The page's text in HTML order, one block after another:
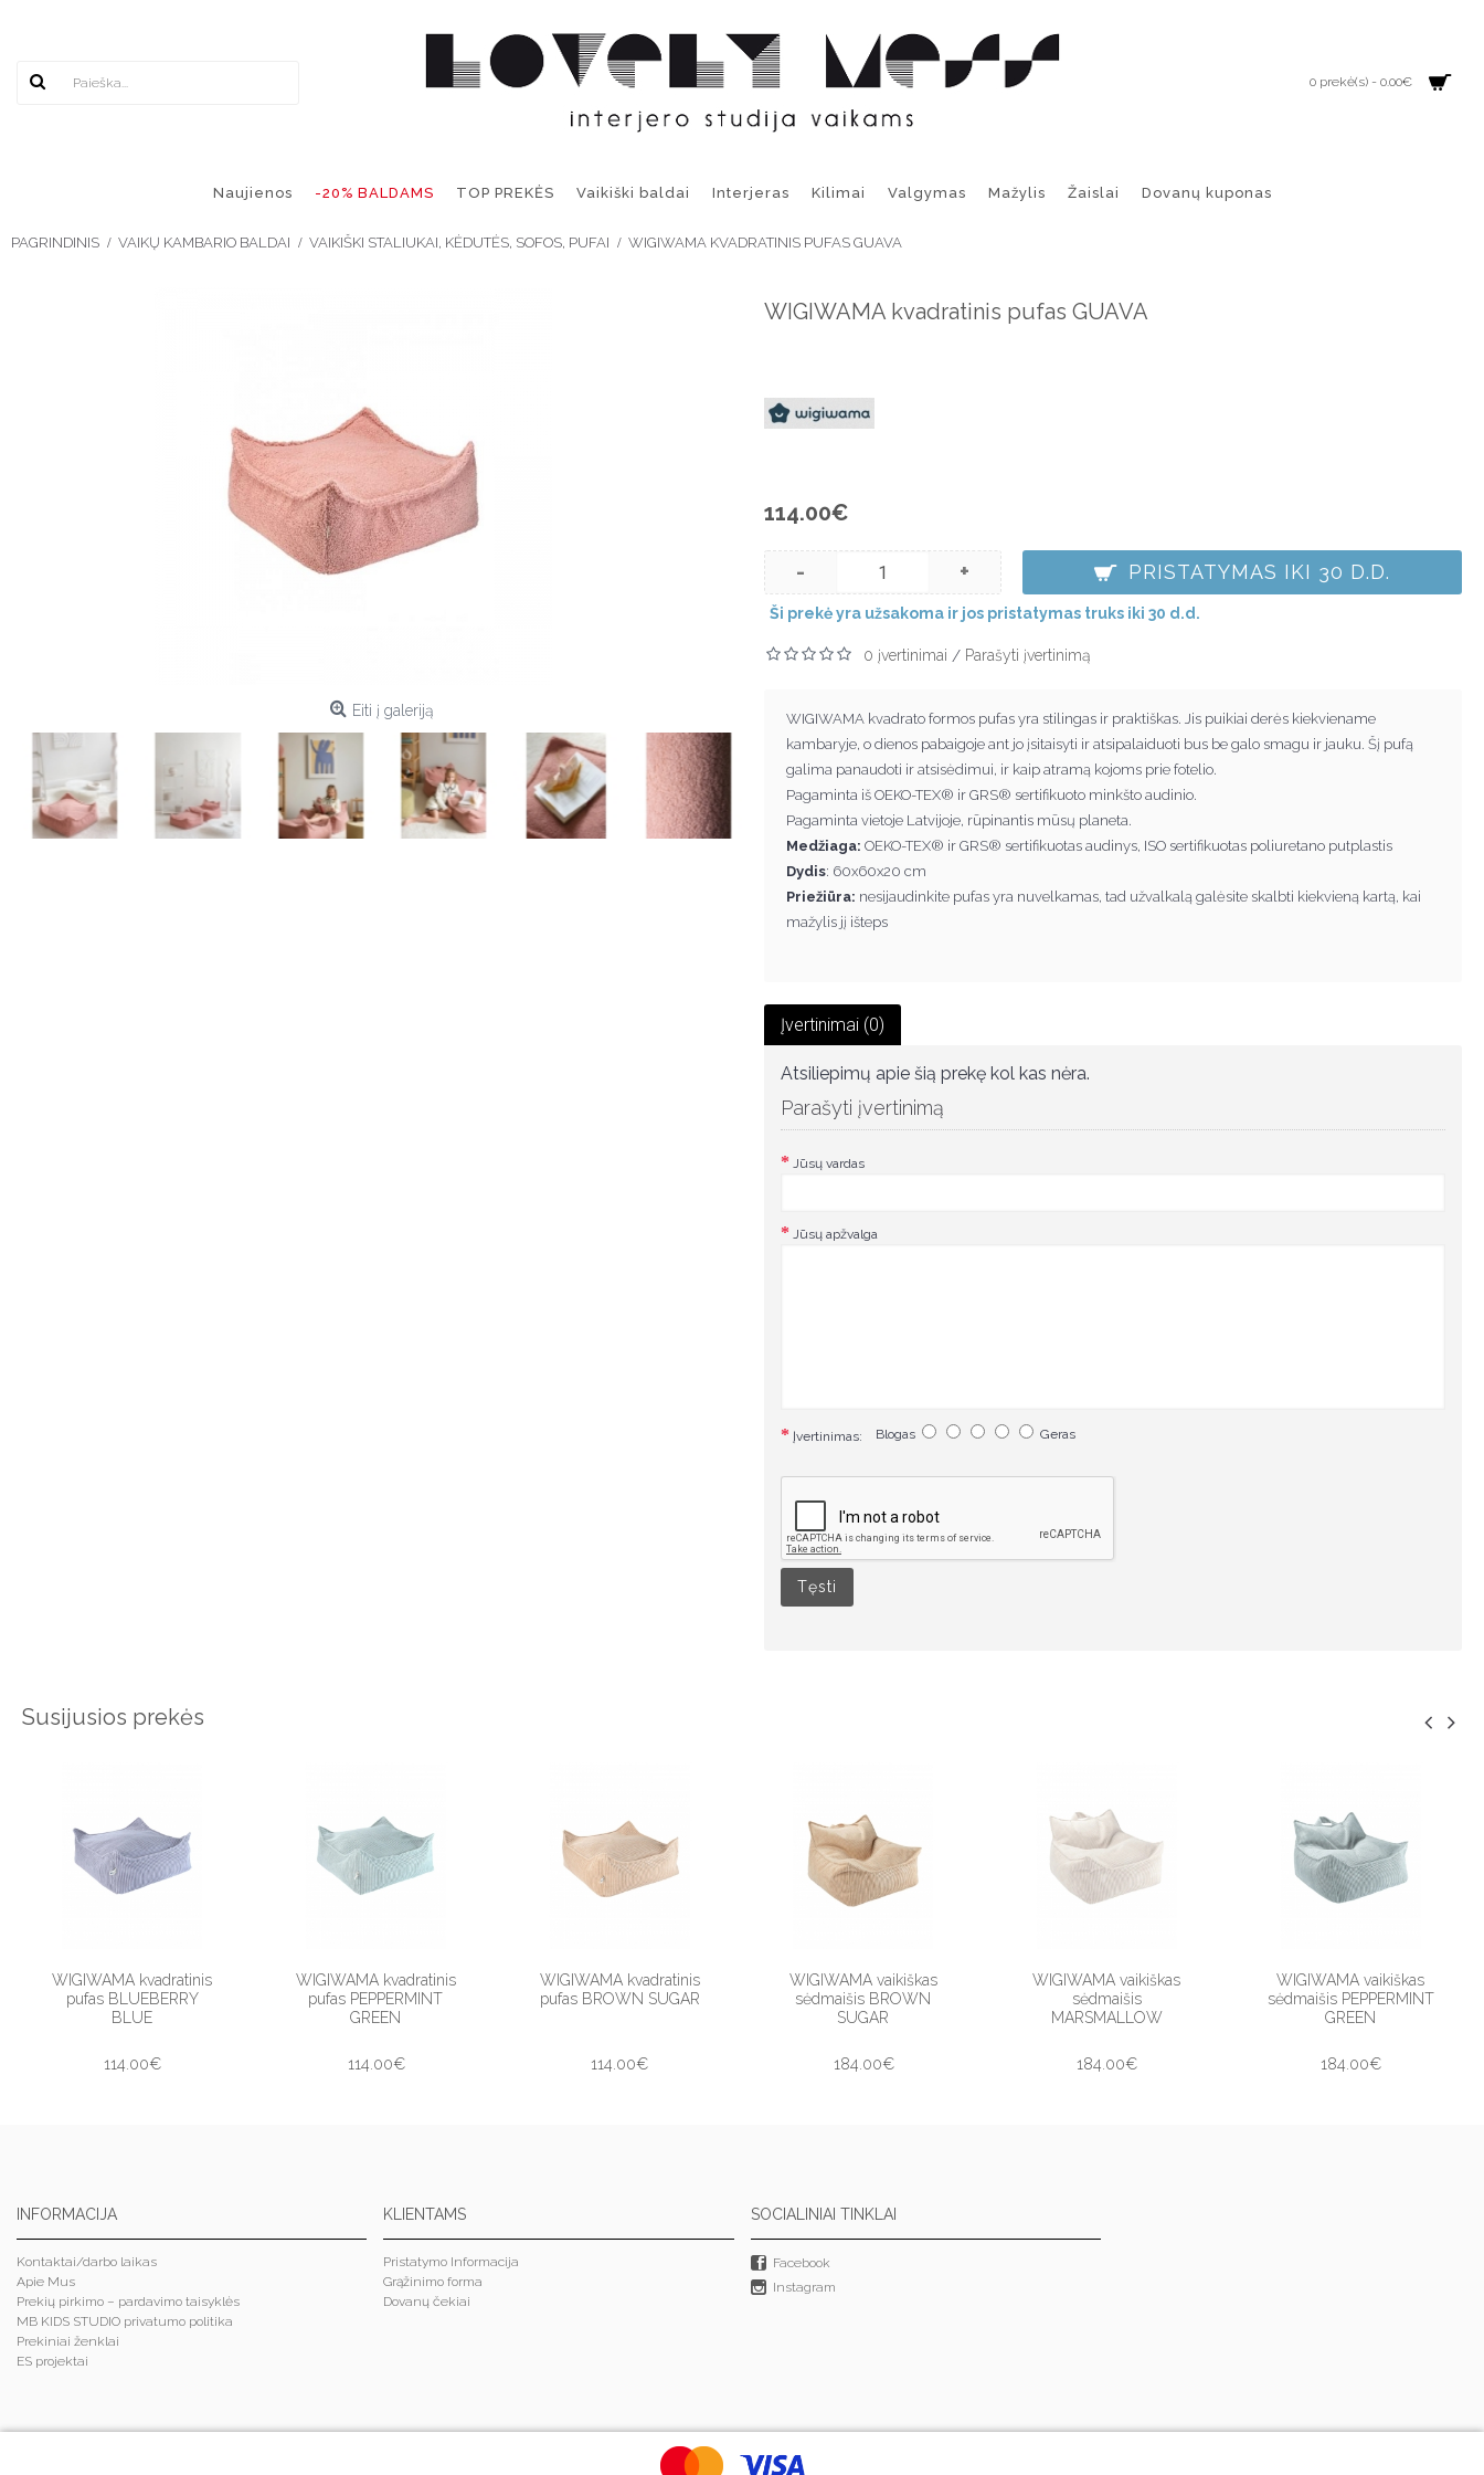
0 prekė(s) - 0.00€
Naujienos -20% BALDAMS TOP PREKĖS Vaikiški baldai Interjeras Kilimai Valgymas Mažylis Žaislai Dovanų kuponas
PAGRINDINIS VAIKŲ KAMBARIO BALDAI VAIKIŠKI STALIUKAI, KĖDUTĖS, SOFOS, PUFAI WIGIWAMA KVADRATINIS PUFAS GUAVA
Eiti į galeriją
WIGIWAMA kvadratinis pufas GUAVA
114.00€
- + PRISTATYMAS IKI 30 D.D.
Ši prekė yra užsakoma ir jos pristatymas truks iki 30 d.d.
0 įvertinimai / Parašyti įvertinimą
WIGIWAMA kvadrato formos pufas yra stilingas ir praktiškas. Jis puikiai derės kiekviename
kambaryje, o dienos pabaigoje ant jo įsitaisyti ir atsipalaiduoti bus be galo smagu ir jauku. Šį pufą
galima panaudoti ir atsisėdimui, ir kaip atramą kojoms prie fotelio.
Pagaminta iš OEKO-TEX® ir GRS® sertifikuoto minkšto audinio.
Pagaminta vietoje Latvijoje, rūpinantis mūsų planeta.
Medžiaga: OEKO-TEX® ir GRS® sertifikuotas audinys, ISO sertifikuotas poliuretano putplastis
Dydis: 60x60x20 cm
Priežiūra: nesijaudinkite pufas yra nuvelkamas, tad užvalkalą galėsite skalbti kiekvieną kartą, kai
mažylis jį išteps
Įvertinimai (0)
Atsiliepimų apie šią prekę kol kas nėra.
Parašyti įvertinimą
Jūsų vardas
Jūsų apžvalga
Įvertinimas: Blogas Geras
Tęsti
Susijusios prekės
WIGIWAMA kvadratinis
pufas BLUEBERRY
BLUE
114.00€
WIGIWAMA kvadratinis
pufas PEPPERMINT
GREEN
114.00€
WIGIWAMA kvadratinis
pufas BROWN SUGAR
114.00€
WIGIWAMA vaikiškas
sėdmaišis BROWN
SUGAR
184.00€
WIGIWAMA vaikiškas
sėdmaišis
MARSMALLOW
184.00€
WIGIWAMA vaikiškas
sėdmaišis PEPPERMINT
GREEN
184.00€
INFORMACIJA
Kontaktai/darbo laikas
Apie Mus
Prekių pirkimo – pardavimo taisyklės
MB KIDS STUDIO privatumo politika
Prekiniai ženklai
ES projektai
KLIENTAMS
Pristatymo Informacija
Grąžinimo forma
Dovanų čekiai
SOCIALINIAI TINKLAI
Facebook
Instagram